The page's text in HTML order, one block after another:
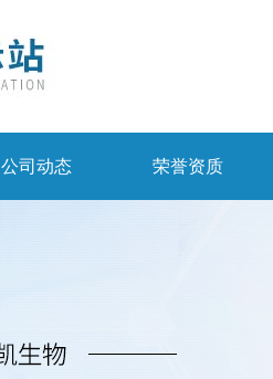
公司动态 荣誉资质